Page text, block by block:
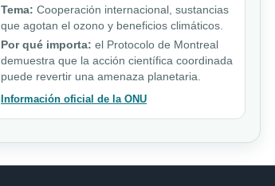
Tema: Cooperación internacional, sustancias
que agotan el ozono y beneficios climáticos.
Por qué importa: el Protocolo de Montreal
demuestra que la acción científica coordinada
puede revertir una amenaza planetaria.
Información oficial de la ONU